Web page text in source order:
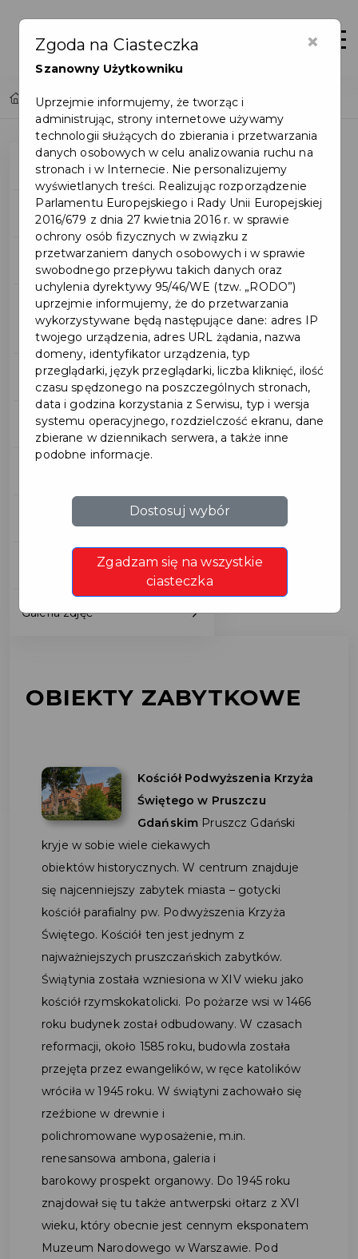
Home Obiekty zabytkowe - Miasto Pruszcz Gdański
O mieście
Położenie
Demografia
Początki Pruszcza
Gdańskiego
Pochodzenie nazwy miasta
Warto zobaczyć
Obiekty zabytkowe
Galeria zdjęć
OBIEKTY ZABYTKOWE
Kościół Podwyższenia Krzyża
Świętego w Pruszczu
Gdańskim Pruszcz Gdański
kryje w sobie wiele ciekawych
obiektów historycznych. W centrum znajduje
się najcenniejszy zabytek miasta – gotycki
kościół parafialny pw. Podwyższenia Krzyża
Świętego. Kościół ten jest jednym z
najważniejszych pruszczańskich zabytków.
Świątynia została wzniesiona w XIV wieku jako
kościół rzymskokatolicki. Po pożarze wsi w 1466
roku budynek został odbudowany. W czasach
reformacji, około 1585 roku, budowla została
przejęta przez ewangelików, w ręce katolików
wróciła w 1945 roku. W świątyni zachowało się
rzeźbione w drewnie i
polichromowane wyposażenie, m.in.
renesansowa ambona, galeria i
barokowy prospekt organowy. Do 1945 roku
znajdował się tu także antwerpski ołtarz z XVI
wieku, który obecnie jest cennym eksponatem
Muzeum Narodowego w Warszawie. Pod
×
Zgoda na Ciasteczka
Szanowny Użytkowniku
Uprzejmie informujemy, że tworząc i
administrując, strony internetowe używamy
technologii służących do zbierania i przetwarzania
danych osobowych w celu analizowania ruchu na
stronach i w Internecie. Nie personalizujemy
wyświetlanych treści. Realizując rozporządzenie
Parlamentu Europejskiego i Rady Unii Europejskiej
2016/679 z dnia 27 kwietnia 2016 r. w sprawie
ochrony osób fizycznych w związku z
przetwarzaniem danych osobowych i w sprawie
swobodnego przepływu takich danych oraz
uchylenia dyrektywy 95/46/WE (tzw. „RODO”)
uprzejmie informujemy, że do przetwarzania
wykorzystywane będą następujące dane: adres IP
twojego urządzenia, adres URL żądania, nazwa
domeny, identyfikator urządzenia, typ
przeglądarki, język przeglądarki, liczba kliknięć, ilość
czasu spędzonego na poszczególnych stronach,
data i godzina korzystania z Serwisu, typ i wersja
systemu operacyjnego, rozdzielczość ekranu, dane
zbierane w dziennikach serwera, a także inne
podobne informacje.
Dostosuj wybór
Zgadzam się na wszystkie
ciasteczka